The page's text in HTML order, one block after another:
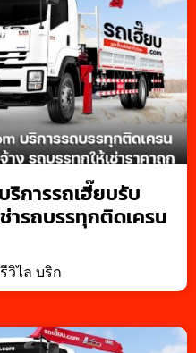
ริการรถเฮี๊ยบรับ
ช่ารถบรรทุกติดเครน
วิไล บริก